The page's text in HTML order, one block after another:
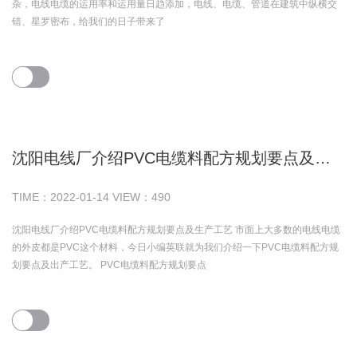
杂，电线电缆的运用率和运用量日趋添加，电线、电缆、管道在建筑中纵横交
错、星罗密布，给我们的日子带来了
沈阳电线厂介绍PVC电缆料配方规划要点及生产工艺
TIME： 2022-01-14 VIEW： 490
沈阳电线厂介绍PVC电缆料配方规划要点及生产工艺 市面上大多数的电线电缆
的外皮都是PVC这个材料，今日小编英联就为我们介绍一下PVC电缆料配方规
划要点及出产工艺。 PVC电缆料配方规划要点